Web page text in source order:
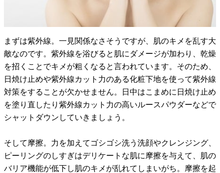
まずは紫外線。一見関係なさそうですが、肌のキメを乱す大
敵なのです。紫外線を浴びると肌にダメージが加わり、乾燥
を招くことでキメが粗くなると言われています。そのため、
日焼け止めや紫外線カット力のある化粧下地を使って紫外線
対策をすることが欠かせません。日中はこまめに日焼け止め
を塗り直したり紫外線カット力の高いルースパウダーなどで
シャットダウンしていきましょう。
そして摩擦。力を加えてゴシゴシ洗う洗顔やクレンジング、
ピーリングのしすぎはデリケートな肌に摩擦を与えて、肌の
バリア機能が低下し肌のキメが乱れてしまいがち。摩擦を起